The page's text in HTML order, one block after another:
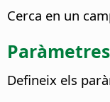
Cerca en un
Paràmetres
Defineix els